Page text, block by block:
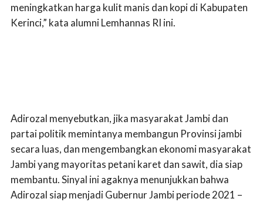
meningkatkan harga kulit manis dan kopi di Kabupaten
Kerinci,” kata alumni Lemhannas RI ini.
Adirozal menyebutkan, jika masyarakat Jambi dan
partai politik memintanya membangun Provinsi jambi
secara luas, dan mengembangkan ekonomi masyarakat
Jambi yang mayoritas petani karet dan sawit, dia siap
membantu. Sinyal ini agaknya menunjukkan bahwa
Adirozal siap menjadi Gubernur Jambi periode 2021 –